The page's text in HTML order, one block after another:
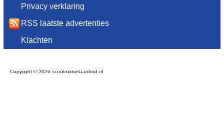
Privacy verklaring
RSS laatste advertenties
Klachten
Copyright © 2026 scootmobielaanbod.nl